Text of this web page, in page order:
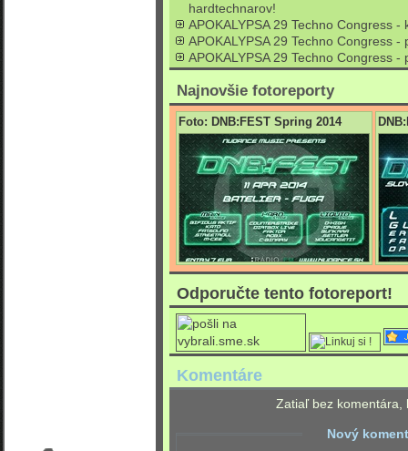
hardtechnarov!
APOKALYPSA 29 Techno Congress -
APOKALYPSA 29 Techno Congress
APOKALYPSA 29 Techno Congress -
Najnovšie fotoreporty
Foto: DNB:FEST Spring 2014
Odporučte tento fotoreport!
Komentáre
Zatiaľ bez komentára,
Nový